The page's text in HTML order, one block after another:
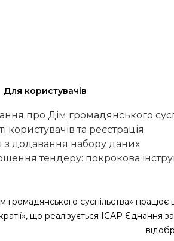
Для користувачів
про Дім громадянського
користувачів та реєстрація
з додавання набору даних
тендеру: покрокова
громадянського суспільства»
що реалізується ІСАР Єднання